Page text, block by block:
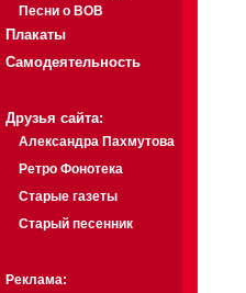
Песни о ВОВ
Плакаты
Самодеятельность
Друзья сайта:
Александра Пахмутова
Ретро Фонотека
Старые газеты
Старый песенник
Реклама: